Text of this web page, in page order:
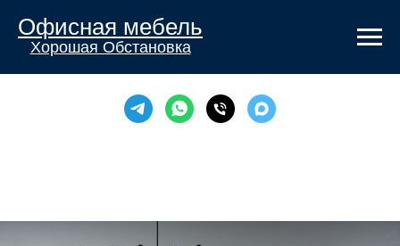
Офисная мебель
Хорошая Обстановка